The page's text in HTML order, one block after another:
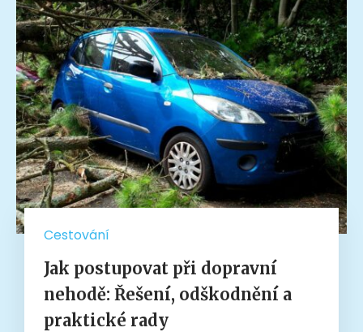
Cestování
Jak postupovat při dopravní
nehodě: Řešení, odškodnění a
praktické rady